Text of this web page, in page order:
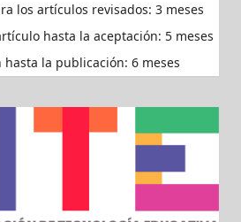
los artículos revisados: 3 meses
hasta la aceptación: 5 meses
hasta la publicación: 6 meses